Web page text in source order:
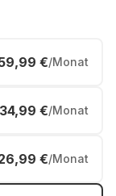
€/Monat
34,99 €/Monat
€/Monat